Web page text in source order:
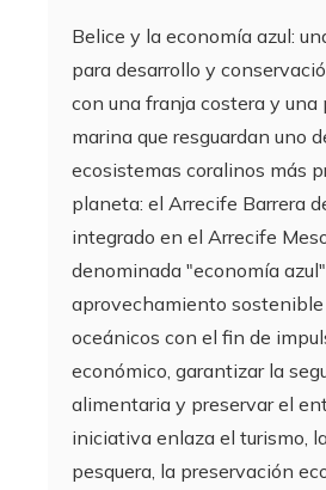
Belice y la economía azul:
para desarrollo y
con una franja costera y
marina que resguardan uno
ecosistemas coralinos más
planeta: el Arrecife Barrera
integrado en el Arrecife
denominada "economía
aprovechamiento sostenible
oceánicos con el fin de
económico, garantizar la
alimentaria y preservar el
iniciativa enlaza el turismo,
pesquera, la preservación